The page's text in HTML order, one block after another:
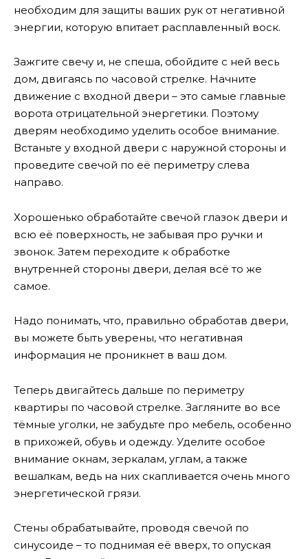
необходим для защиты ваших рук от негативной
энергии, которую впитает расплавленный воск.
Зажгите свечу и, не спеша, обойдите с ней весь
дом, двигаясь по часовой стрелке. Начните
движение с входной двери – это самые главные
ворота отрицательной энергетики. Поэтому
дверям необходимо уделить особое внимание.
Встаньте у входной двери с наружной стороны и
проведите свечой по её периметру слева
направо.
Хорошенько обработайте свечой глазок двери и
всю её поверхность, не забывая про ручки и
звонок. Затем переходите к обработке
внутренней стороны двери, делая всё то же
самое.
Надо понимать, что, правильно обработав двери,
вы можете быть уверены, что негативная
информация не проникнет в ваш дом.
Теперь двигайтесь дальше по периметру
квартиры по часовой стрелке. Загляните во все
тёмные уголки, не забудьте про мебель, особенно
в прихожей, обувь и одежду. Уделите особое
внимание окнам, зеркалам, углам, а также
вешалкам, ведь на них скапливается очень много
энергетической грязи.
Стены обрабатывайте, проводя свечой по
синусоиде – то поднимая её вверх, то опуская